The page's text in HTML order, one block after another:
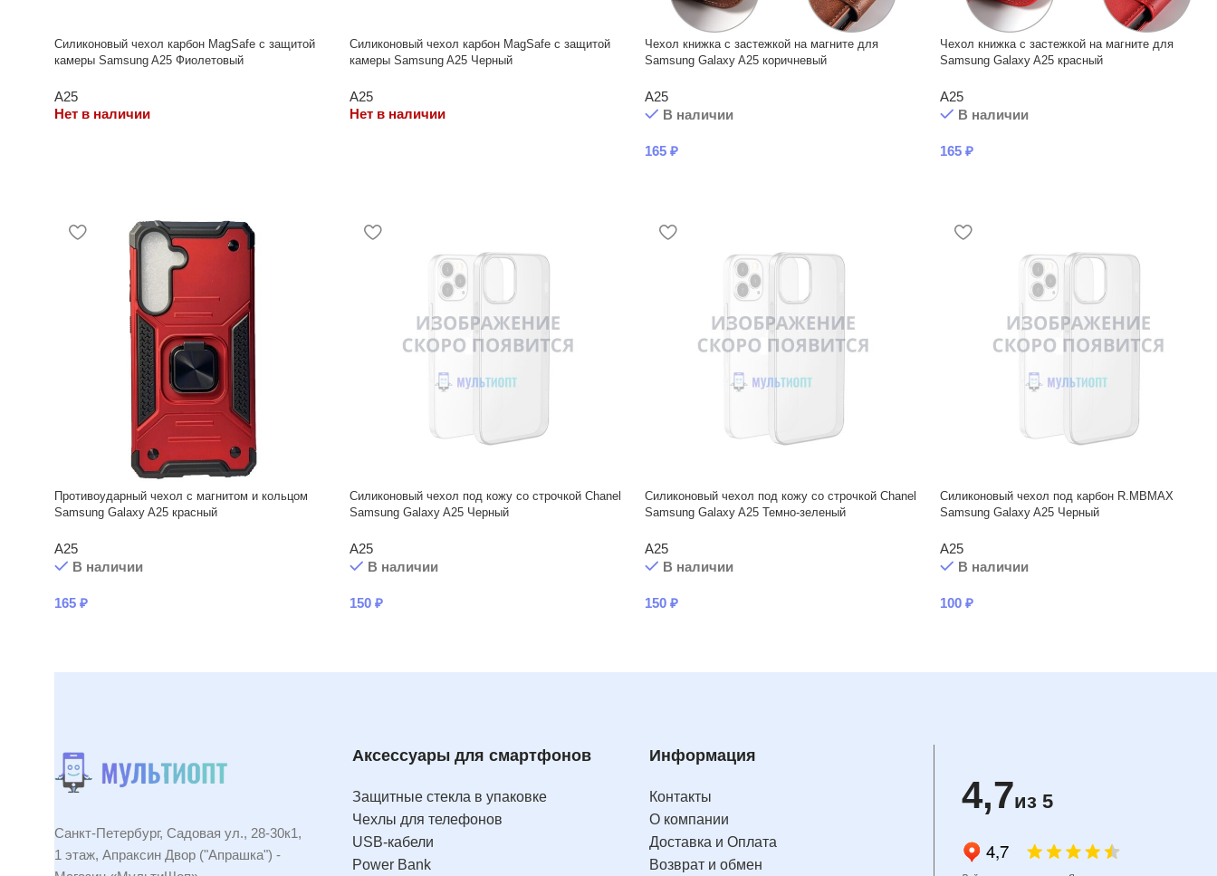
Силиконовый чехол карбон MagSafe с защитой
камеры Samsung A25 Фиолетовый
A25
Нет в наличии
Силиконовый чехол карбон MagSafe с защитой
камеры Samsung A25 Черный
A25
Нет в наличии
Чехол книжка с застежкой на магните для
Samsung Galaxy A25 коричневый
A25
В наличии
165 ₽
Чехол книжка с застежкой на магните для
Samsung Galaxy A25 красный
A25
В наличии
165 ₽
Противоударный чехол с магнитом и кольцом
Samsung Galaxy A25 красный
A25
В наличии
165 ₽
Силиконовый чехол под кожу со строчкой Chanel
Samsung Galaxy A25 Черный
A25
В наличии
150 ₽
Силиконовый чехол под кожу со строчкой Chanel
Samsung Galaxy A25 Темно-зеленый
A25
В наличии
150 ₽
Силиконовый чехол под карбон R.MBMAX
Samsung Galaxy A25 Черный
A25
В наличии
100 ₽
Санкт-Петербург, Садовая ул., 28-30к1,
1 этаж, Апраксин Двор ("Апрашка") -
Аксессуары для смартфонов
Защитные стекла в упаковке
Чехлы для телефонов
USB-кабели
Power Bank
Информация
Контакты
О компании
Доставка и Оплата
Возврат и обмен
4,7из 5